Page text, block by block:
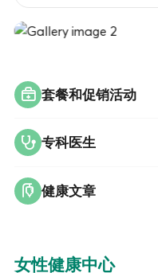
套餐和促销活动
专科医生
健康文章
女性健康中心